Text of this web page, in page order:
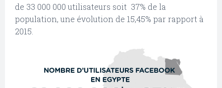
de 33 000 000 utilisateurs soit 37% de la
population, une évolution de 15,45% par rapport à
2015.